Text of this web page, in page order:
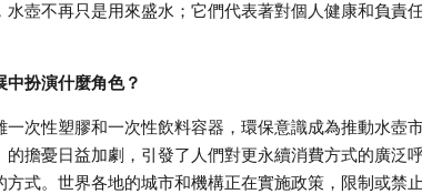
水壺不再只是用來盛水；它們代表著對個人健康和負責
中扮演什麼角色？
一次性塑膠和一次性飲料容器，環保意識成為推動水壺
的擔憂日益加劇，引發了人們對更永續消費方式的廣泛
方式。世界各地的城市和機構正在實施政策，限制或禁